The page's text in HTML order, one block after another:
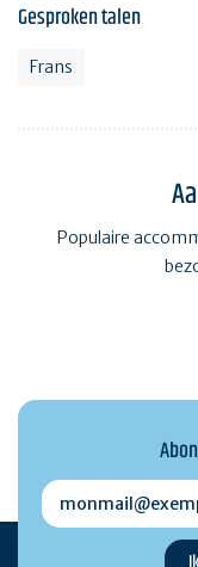
Gesproken talen
Frans
Populaire